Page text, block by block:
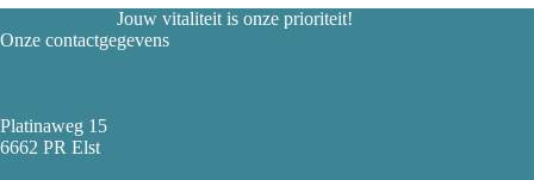
Jouw vitaliteit is onze prioriteit!
Onze contactgegevens
Platinaweg 15
6662 PR Elst